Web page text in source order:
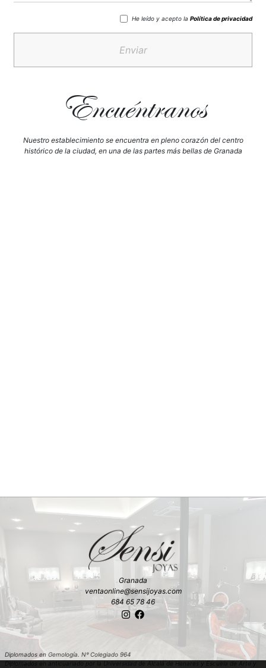
He leído y acepto la Política de privacidad
Enviar
Encuéntranos
Nuestro establecimiento se encuentra en pleno corazón del centro
histórico de la ciudad, en una de las partes más bellas de Granada
Granada
ventaonline@sensijoyas.com
684 65 78 46
Diplomados en Gemología. Nº Colegiado 964
Diplomados en anticuariado por la Universidad de Alcalá de Henares y Escuela de Arte y